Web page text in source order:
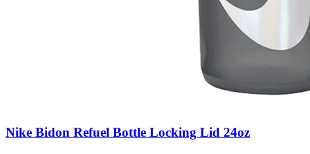
Nike Bidon Refuel Bottle Locking Lid 24oz